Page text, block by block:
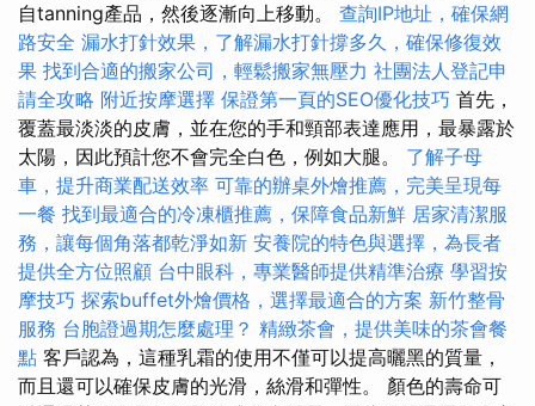
自tanning產品，然後逐漸向上移動。 查詢IP地址，確保網
路安全 漏水打針效果，了解漏水打針撐多久，確保修復效
果 找到合適的搬家公司，輕鬆搬家無壓力 社團法人登記申
請全攻略 附近按摩選擇 保證第一頁的SEO優化技巧 首先，
覆蓋最淡淡的皮膚，並在您的手和頸部表達應用，最暴露於
太陽，因此預計您不會完全白色，例如大腿。 了解子母
車，提升商業配送效率 可靠的辦桌外燴推薦，完美呈現每
一餐 找到最適合的冷凍櫃推薦，保障食品新鮮 居家清潔服
務，讓每個角落都乾淨如新 安養院的特色與選擇，為長者
提供全方位照顧 台中眼科，專業醫師提供精準治療 學習按
摩技巧 探索buffet外燴價格，選擇最適合的方案 新竹整骨
服務 台胞證過期怎麼處理？ 精緻茶會，提供美味的茶會餐
點 客戶認為，這種乳霜的使用不僅可以提高曬黑的質量，
而且還可以確保皮膚的光滑，絲滑和彈性。 顏色的壽命可